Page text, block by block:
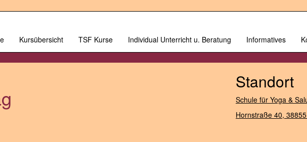
Kursübersicht TSF Kurse Individual Unterricht u. Beratung Informatives
Standort
Schule für Yoga &
Hornstraße 40,